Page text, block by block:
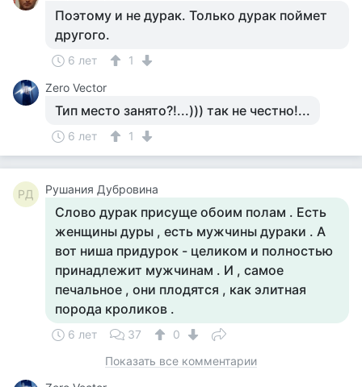
Поэтому и не дурак. Только дурак поймет
другого.
6 лет
1
Zero Vector
Тип место занято?!...))) так не честно!...
6 лет 1
РД Рушания Дубровина
Слово дурак присуще обоим полам . Есть
женщины дуры , есть мужчины дураки . А
вот ниша придурок - целиком и полностью
принадлежит мужчинам . И , самое
печальное , они плодятся , как элитная
порода кроликов .
6 лет 37
0
Показать все комментарии